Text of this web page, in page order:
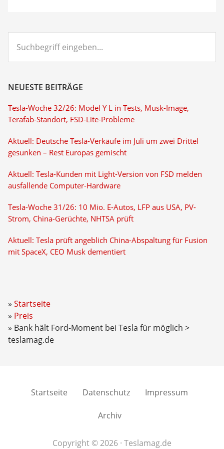
eingeben...
NEUESTE BEITRÄGE
Tesla-Woche 32/26: Model Y L in Tests, Musk-Image,
Terafab-Standort, FSD-Lite-Probleme
Aktuell: Deutsche Tesla-Verkäufe im Juli um zwei Drittel
gesunken – Rest Europas gemischt
Aktuell: Tesla-Kunden mit Light-Version von FSD melden
ausfallende Computer-Hardware
Tesla-Woche 31/26: 10 Mio. E-Autos, LFP aus USA, PV-
Strom, China-Gerüchte, NHTSA prüft
Aktuell: Tesla prüft angeblich China-Abspaltung für Fusion
mit SpaceX, CEO Musk dementiert
Startseite
Preis
Bank hält Ford-Moment bei Tesla für möglich >
teslamag.de
Startseite Datenschutz Impressum
Archiv
Copyright © 2026 · Teslamag.de